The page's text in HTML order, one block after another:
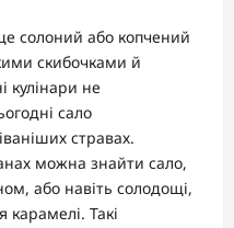
солоний або копчений
скибочками й
кулінари не
сало
стравах.
можна знайти сало,
або навіть солодощі,
Такі